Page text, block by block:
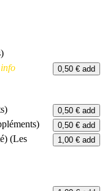
0,50 € add
info
0,50 € add
0,50 € add
1,00 € add
(Les